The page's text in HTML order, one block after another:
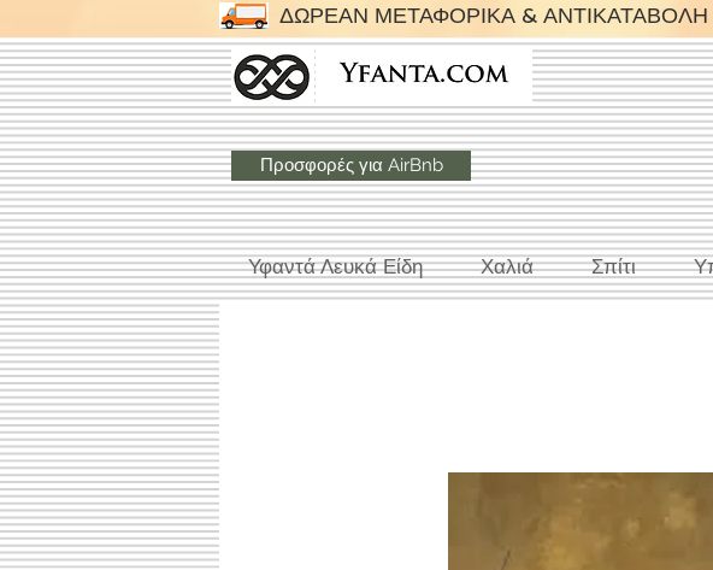
ΔΩΡΕΑΝ ΜΕΤΑΦΟΡΙΚΑ &
Προσφορές για AirBnb
Υφαντά Λευκά Είδη Χαλιά Σπίτι